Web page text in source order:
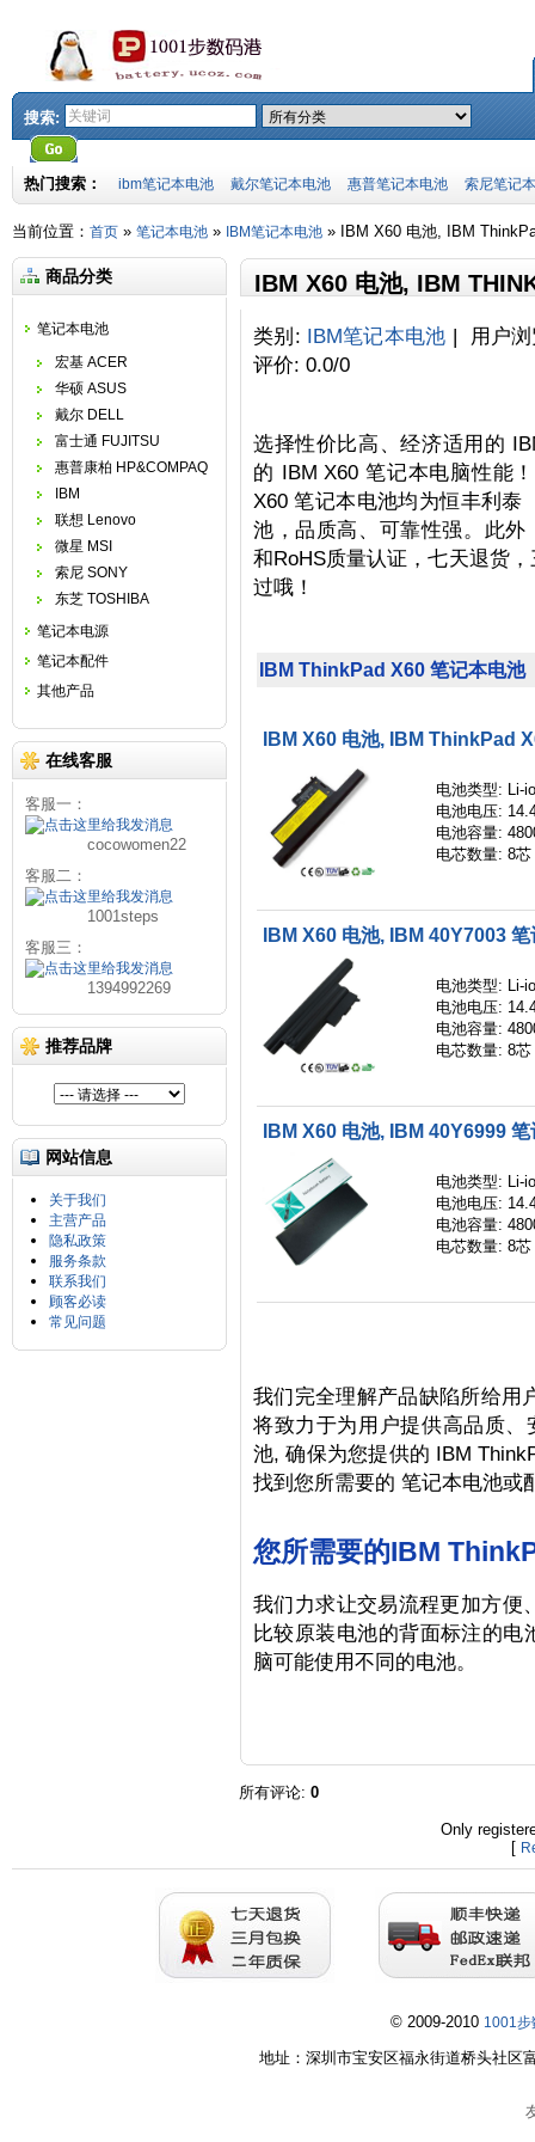
搜索:
热门搜索： ibm笔记本电池 戴尔笔记本电池 惠普笔记本电池 索尼笔记
当前位置： 首页 » 笔记本电池 » IBM笔记本电池 » IBM X60 电池, IBM
商品分类
笔记本电池
宏基 ACER
华硕 ASUS
戴尔 DELL
富士通 FUJITSU
惠普康柏 HP&COMPAQ
IBM
联想 Lenovo
微星 MSI
索尼 SONY
东芝 TOSHIBA
笔记本电源
笔记本配件
其他产品
在线客服
客服一：
cocowomen22
客服二：
1001steps
客服三：
1394992269
推荐品牌
网站信息
关于我们
主营产品
隐私政策
服务条款
联系我们
顾客必读
常见问题
IBM X60 电池, IBM
类别 : IBM笔记本电池 | 用户
评价: 0.0/0
选择性价比高、经济适用的
的 IBM X60 笔记本电脑性能
X60 笔记本电池均为恒丰利泰
池，品质高、可靠性强。此外
和RoHS质量认证，七天退货
过哦！
IBM ThinkPad X60 笔记本电池
IBM X60 电池, IBM ThinkPad
电池类型: Li-
电池电压:
电池容量:
电芯数量: 8芯
IBM X60 电池, IBM 40Y7003
电池类型: Li-
电池电压:
电池容量:
电芯数量: 8芯
IBM X60 电池, IBM 40Y6999
电池类型: Li-
电池电压:
电池容量:
电芯数量: 8芯
我们完全理解产品缺陷所给用
将致力于为用户提供高品质、
池, 确保为您提供的 IBM
找到您所需要的 笔记本电池或
您所需要的IBM
我们力求让交易流程更加方便
比较原装电池的背面标注的电
脑可能使用不同的电池。
所有评论: 0
Only
[
© 2009-2010 1001步
地址：深圳市宝安区福永街道桥头社区